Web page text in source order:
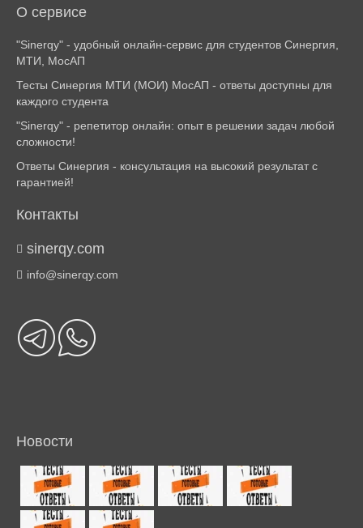
О сервисе
"Sinerqy" - удобный онлайн-сервис для студентов Синергия,
МТИ, МосАП
Тесты Синергия МТИ (МОИ) МосАП - ответы доступны для
каждого студента
"Sinerqy" - репетитор онлайн: опыт в решении задач любой
сложности!
Ответы Синергия - консультация на высокий результат с
гарантией!
Контакты
sinerqy.com
info@sinerqy.com
Новости